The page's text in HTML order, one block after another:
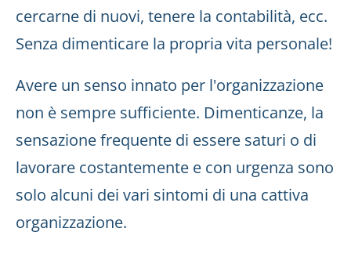
cercarne di nuovi, tenere la contabilità, ecc.
Senza dimenticare la propria vita personale!
Avere un senso innato per l'organizzazione
non è sempre sufficiente. Dimenticanze, la
sensazione frequente di essere saturi o di
lavorare costantemente e con urgenza sono
solo alcuni dei vari sintomi di una cattiva
organizzazione.